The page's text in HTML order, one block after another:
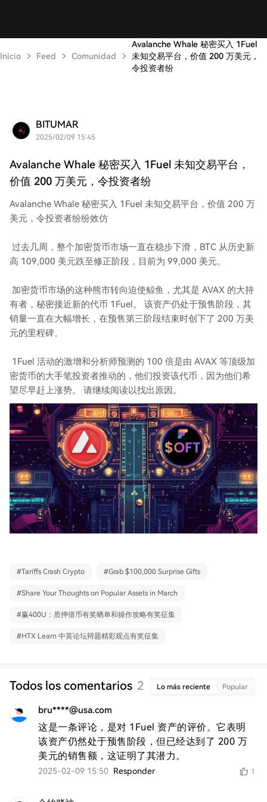
Inicio Feed Comunidad
Avalanche Whale 秘密买入 1Fuel
未知交易平台，价值 200 万美元，
令投资者纷
BITUMAR
2025/02/09 15:45
Avalanche Whale 秘密买入 1Fuel 未知交易平台，
价值 200 万美元，令投资者纷
Avalanche Whale 秘密买入 1Fuel 未知交易平台，价值 200 万
美元，令投资者纷纷效仿
过去几周，整个加密货币市场一直在稳步下滑，BTC 从历史新
高 109,000 美元跌至修正阶段，目前为 99,000 美元。
加密货币市场的这种熊市转向迫使鲸鱼，尤其是 AVAX 的大持
有者，秘密接近新的代币 1Fuel。 该资产仍处于预售阶段，其
销量一直在大幅增长，在预售第三阶段结束时创下了 200 万美
元的里程碑。
1Fuel 活动的激增和分析师预测的 100 倍是由 AVAX 等顶级加
密货币的大手笔投资者推动的，他们投资该代币，因为他们希
望尽早赶上涨势。 请继续阅读以找出原因。
#Tariffs Crash Crypto #Grab $100,000 Surprise Gifts
#Share Your Thoughts on Popular Assets in March
#赢400U：质押借币有奖晒单和操作攻略有奖征集
#HTX Learn 中英论坛辩题精彩观点有奖征集
Todos los comentarios 2 Lo más reciente Popular
bru****@usa.com
这是一条评论，是对 1Fuel 资产的评价。它表明
该资产仍然处于预售阶段，但已经达到了 200 万
美元的销售额，这证明了其潜力。
2025-02-09 15:50 Responder 1